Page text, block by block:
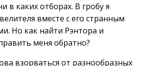
в каких отборах. В гробу я
вместе с его странным
Но как найти Рэнтора и
меня обратно?
взорваться от разнообразных